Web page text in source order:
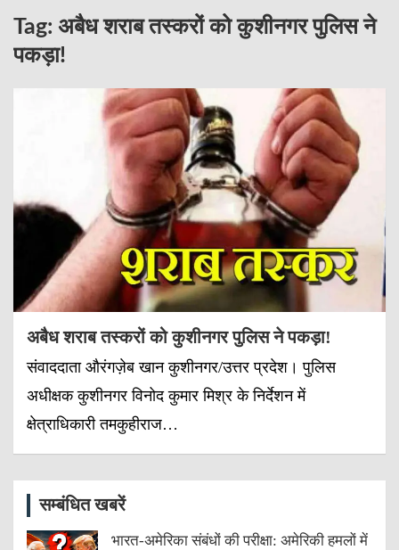
Tag: अबैध शराब तस्करों को कुशीनगर पुलिस ने
पकड़ा!
अबैध शराब तस्करों को कुशीनगर पुलिस ने पकड़ा!
संवाददाता औरंगज़ेब खान कुशीनगर/उत्तर प्रदेश। पुलिस
अधीक्षक कुशीनगर विनोद कुमार मिश्र के निर्देशन में
क्षेत्राधिकारी तमकुहीराज…
सम्बंधित खबरें
भारत-अमेरिका संबंधों की परीक्षा: अमेरिकी हमलों में